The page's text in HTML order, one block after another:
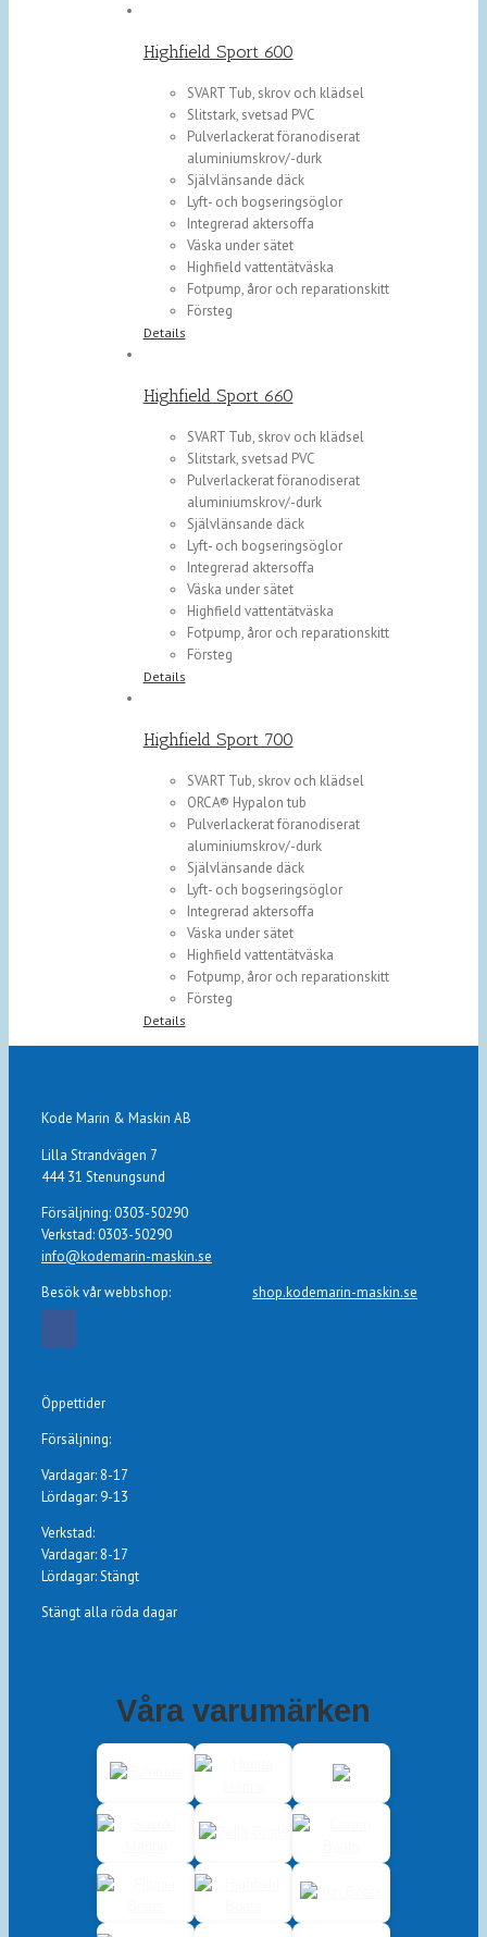
Highfield Sport 600
SVART Tub, skrov och klädsel
Slitstark, svetsad PVC
Pulverlackerat föranodiserat
aluminiumskrov/-durk
Självlänsande däck
Lyft- och bogseringsöglor
Integrerad aktersoffa
Väska under sätet
Highfield vattentätväska
Fotpump, åror och reparationskitt
Försteg
Details
Highfield Sport 660
SVART Tub, skrov och klädsel
Slitstark, svetsad PVC
Pulverlackerat föranodiserat
aluminiumskrov/-durk
Självlänsande däck
Lyft- och bogseringsöglor
Integrerad aktersoffa
Väska under sätet
Highfield vattentätväska
Fotpump, åror och reparationskitt
Försteg
Details
Highfield Sport 700
SVART Tub, skrov och klädsel
ORCA® Hypalon tub
Pulverlackerat föranodiserat
aluminiumskrov/-durk
Självlänsande däck
Lyft- och bogseringsöglor
Integrerad aktersoffa
Väska under sätet
Highfield vattentätväska
Fotpump, åror och reparationskitt
Försteg
Details
Kode Marin & Maskin AB
Lilla Strandvägen 7
444 31 Stenungsund
Försäljning: 0303-50290
Verkstad: 0303-50290
info@kodemarin-maskin.se
Besök vår webbshop: shop.kodemarin-maskin.se
Öppettider
Försäljning:
Vardagar: 8-17
Lördagar: 9-13
Verkstad:
Vardagar: 8-17
Lördagar: Stängt
Stängt alla röda dagar
Våra varumärken